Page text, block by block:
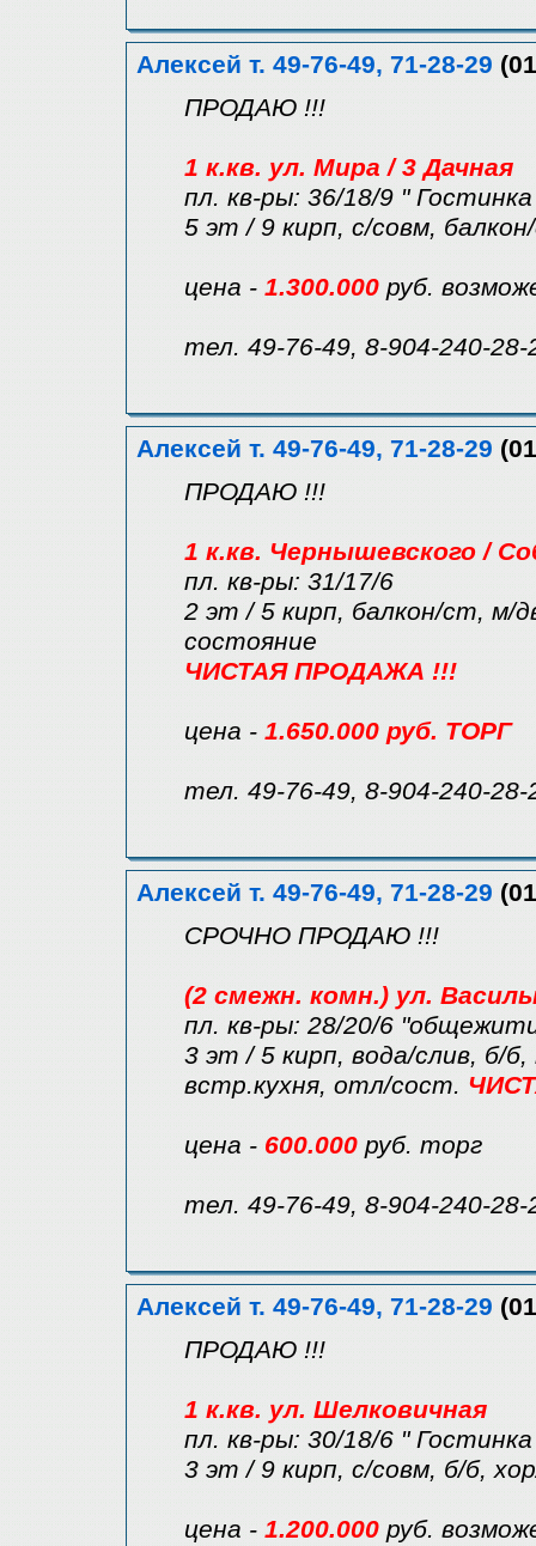
Алексей т. 49-76-49, 71-28-29
ПРОДАЮ !!!
1 к.кв. ул. Мира / 3 Дачная
пл. кв-ры: 36/18/9 "
5 эт / 9 кирп, с/совм,
цена - 1.300.000 руб.
тел. 49-76-49, 8-904-240-28-
Алексей т. 49-76-49, 71-28-29
ПРОДАЮ !!!
1 к.кв. Чернышевского /
пл. кв-ры: 31/17/6
2 эт / 5 кирп, балкон/ст, м/
состояние
ЧИСТАЯ ПРОДАЖА !!!
цена - 1.650.000 руб. ТОРГ
тел. 49-76-49, 8-904-240-28-
Алексей т. 49-76-49, 71-28-29
СРОЧНО ПРОДАЮ !!!
(2 смежн. комн.) ул.
пл. кв-ры: 28/20/6
3 эт / 5 кирп, вода/слив, б/
встр.кухня, отл/сост.
цена - 600.000 руб. торг
тел. 49-76-49, 8-904-240-28-
Алексей т. 49-76-49, 71-28-29
ПРОДАЮ !!!
1 к.кв. ул. Шелковичная
пл. кв-ры: 30/18/6 "
3 эт / 9 кирп, с/совм, б/б,
цена - 1.200.000 руб.